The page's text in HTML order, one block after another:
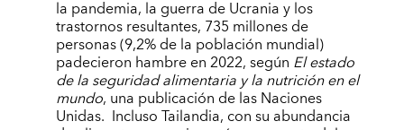
la pandemia, la guerra de Ucrania y los
trastornos resultantes, 735 millones de
personas (9,2% de la población mundial)
padecieron hambre en 2022, según El estado
de la seguridad alimentaria y la nutrición en el
mundo, una publicación de las Naciones
Unidas. Incluso Tailandia, con su abundancia